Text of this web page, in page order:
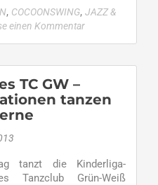
, COCOONSWING, JAZZ &
einen Kommentar
TC GW –
tanzen
tanzt die Kinderliga-
Tanzclub Grün-Weiß